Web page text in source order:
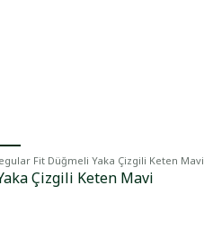
Fit Düğmeli Yaka Çizgili Keten
Çizgili Keten Mavi